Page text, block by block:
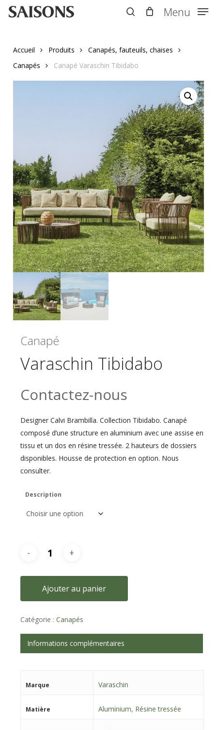
Skip
Menu
Accueil Produits
Canapés, fauteuils, chaises
Canapés
Canapé Varaschin Tibidabo
Canapé
Varaschin Tibidabo
Contactez-nous
Designer Calvi Brambilla. Collection Tibidabo. Canapé
composé d’une structure en aluminium avec une assise en
tissu et un dos en résine tressée. 2 hauteurs de dossiers
disponibles. Housse de protection en option. Nous
consulter.
Description
Ajouter au panier
Catégorie : Canapés
Informations complémentaires
Marque Varaschin
Matière Aluminium, Résine tressée